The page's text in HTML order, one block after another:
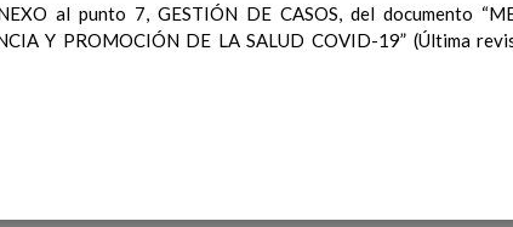
Decreto 126/2014, de 28 de febrero, por el que se
hecho necesario la revisión y adecuación de nuestro Plan
al punto 7, GESTIÓN DE CASOS, del documento
Y PROMOCIÓN DE LA SALUD COVID-19” (Última